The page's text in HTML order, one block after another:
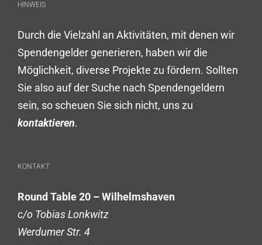
HINWEIS
Durch die Vielzahl an Aktivitäten, mit denen wir
Spendengelder generieren, haben wir die
Möglichkeit, diverse Projekte zu fördern. Sollten
Sie also auf der Suche nach Spendengeldern
sein, so scheuen Sie sich nicht, uns zu
kontaktieren.
KONTAKT
Round Table 20 – Wilhelmshaven
c/o Tobias Lonkwitz
Werdumer Str. 4